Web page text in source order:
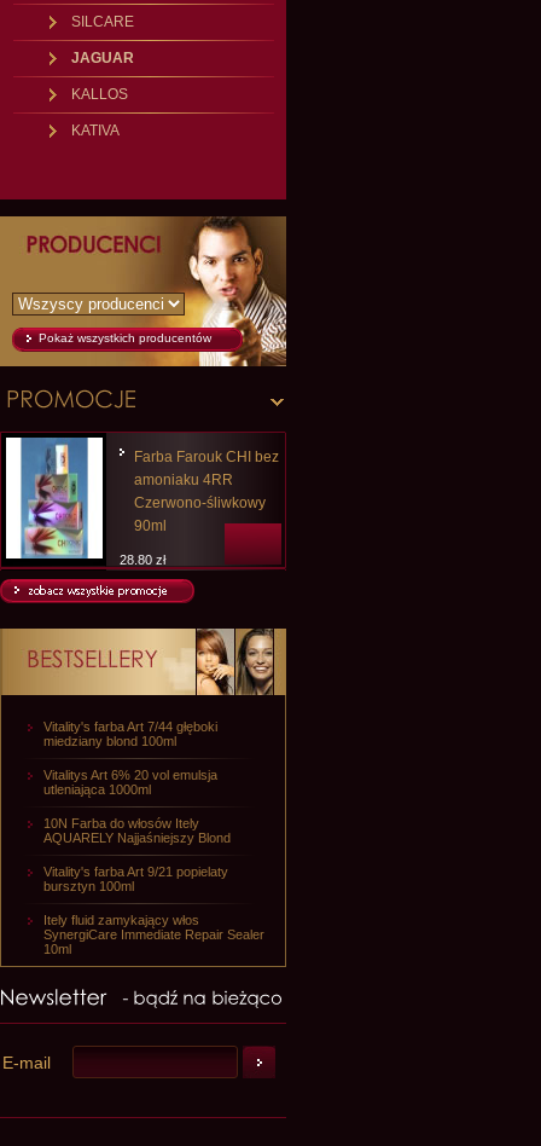
SILCARE
JAGUAR
KALLOS
KATIVA
Pokaż wszystkich producentów
Farba Farouk CHI bez
amoniaku 4RR
Czerwono-śliwkowy
90ml
28,80 zł
14,99 zł
Vitality's farba Art 7/44 głęboki
miedziany blond 100ml
Vitalitys Art 6% 20 vol emulsja
utleniająca 1000ml
10N Farba do włosów Itely
AQUARELY Najjaśniejszy Blond
Vitality's farba Art 9/21 popielaty
bursztyn 100ml
Itely fluid zamykający włos
SynergiCare Immediate Repair Sealer
10ml
E-mail